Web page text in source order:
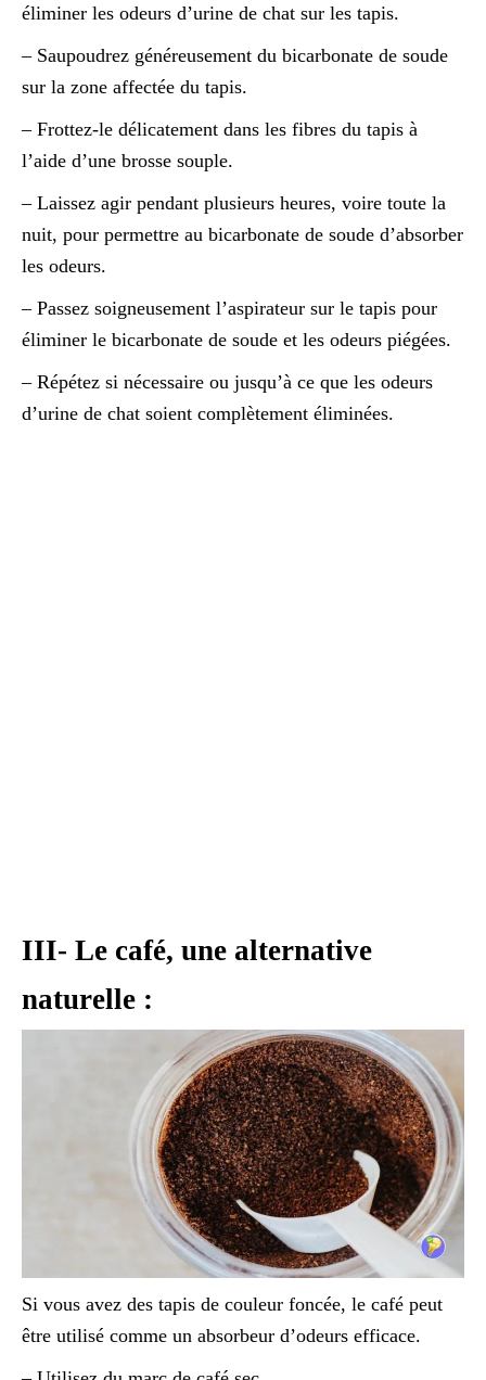
éliminer les odeurs d’urine de chat sur les tapis.
– Saupoudrez généreusement du bicarbonate de soude
sur la zone affectée du tapis.
– Frottez-le délicatement dans les fibres du tapis à
l’aide d’une brosse souple.
– Laissez agir pendant plusieurs heures, voire toute la
nuit, pour permettre au bicarbonate de soude d’absorber
les odeurs.
– Passez soigneusement l’aspirateur sur le tapis pour
éliminer le bicarbonate de soude et les odeurs piégées.
– Répétez si nécessaire ou jusqu’à ce que les odeurs
d’urine de chat soient complètement éliminées.
III- Le café, une alternative
naturelle :
Si vous avez des tapis de couleur foncée, le café peut
être utilisé comme un absorbeur d’odeurs efficace.